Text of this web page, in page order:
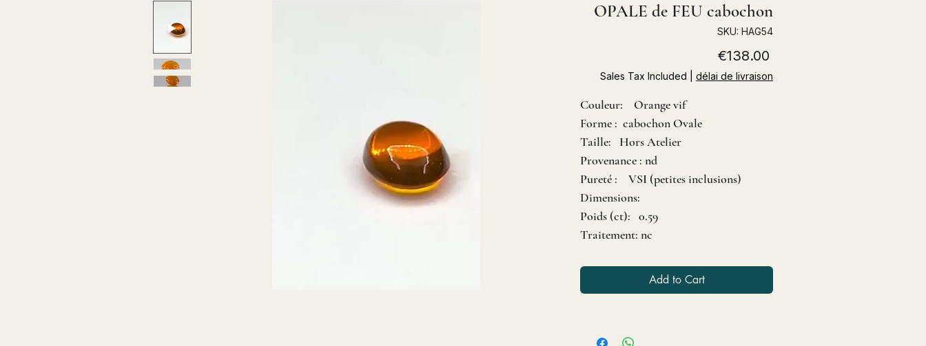
OPALE de FEU cabochon
SKU: HAG54
€138.00
Sales Tax Included délai de livraison
Couleur: Orange vif
Forme : cabochon Ovale
Taille: Hors Atelier
Provenance : nd
Pureté : VSI (petites inclusions)
Dimensions:
Poids (ct): 0.59
Traitement: nc
Add to Cart